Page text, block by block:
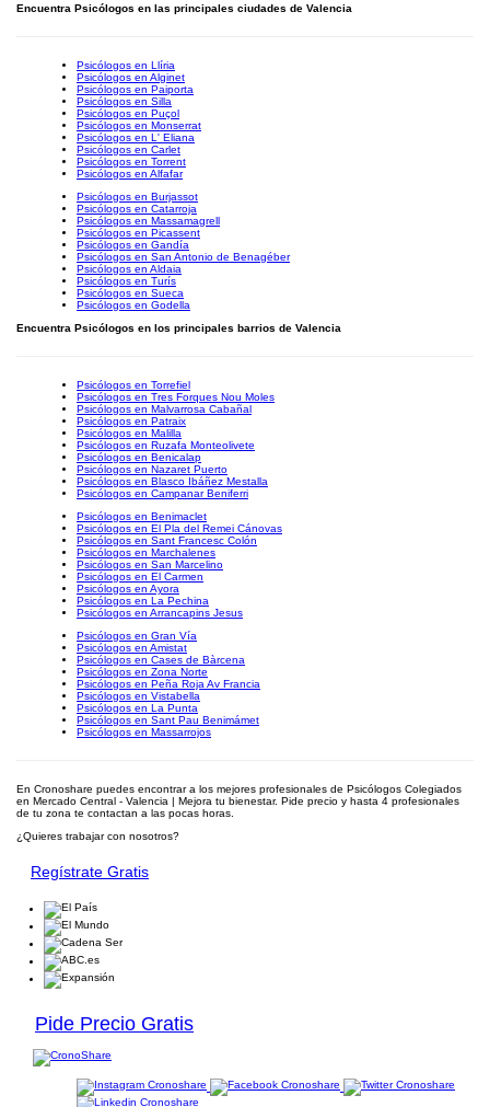
Encuentra Psicólogos en las principales ciudades de Valencia
Psicólogos en Llíria
Psicólogos en Alginet
Psicólogos en Paiporta
Psicólogos en Silla
Psicólogos en Puçol
Psicólogos en Monserrat
Psicólogos en L' Eliana
Psicólogos en Carlet
Psicólogos en Torrent
Psicólogos en Alfafar
Psicólogos en Burjassot
Psicólogos en Catarroja
Psicólogos en Massamagrell
Psicólogos en Picassent
Psicólogos en Gandía
Psicólogos en San Antonio de Benagéber
Psicólogos en Aldaia
Psicólogos en Turís
Psicólogos en Sueca
Psicólogos en Godella
Encuentra Psicólogos en los principales barrios de Valencia
Psicólogos en Torrefiel
Psicólogos en Tres Forques Nou Moles
Psicólogos en Malvarrosa Cabañal
Psicólogos en Patraix
Psicólogos en Malilla
Psicólogos en Ruzafa Monteolivete
Psicólogos en Benicalap
Psicólogos en Nazaret Puerto
Psicólogos en Blasco Ibáñez Mestalla
Psicólogos en Campanar Beniferri
Psicólogos en Benimaclet
Psicólogos en El Pla del Remei Cánovas
Psicólogos en Sant Francesc Colón
Psicólogos en Marchalenes
Psicólogos en San Marcelino
Psicólogos en El Carmen
Psicólogos en Ayora
Psicólogos en La Pechina
Psicólogos en Arrancapins Jesus
Psicólogos en Gran Vía
Psicólogos en Amistat
Psicólogos en Cases de Bàrcena
Psicólogos en Zona Norte
Psicólogos en Peña Roja Av Francia
Psicólogos en Vistabella
Psicólogos en La Punta
Psicólogos en Sant Pau Benimámet
Psicólogos en Massarrojos
En Cronoshare puedes encontrar a los mejores profesionales de Psicólogos Colegiados
en Mercado Central - Valencia | Mejora tu bienestar. Pide precio y hasta 4 profesionales
de tu zona te contactan a las pocas horas.
¿Quieres trabajar con nosotros?
Regístrate Gratis
Pide Precio Gratis